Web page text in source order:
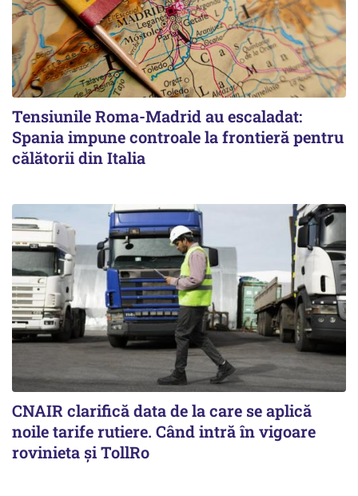
Tensiunile Roma-Madrid au escaladat:
Spania impune controale la frontieră pentru
călătorii din Italia
CNAIR clarifică data de la care se aplică
noile tarife rutiere. Când intră în vigoare
rovinieta și TollRo